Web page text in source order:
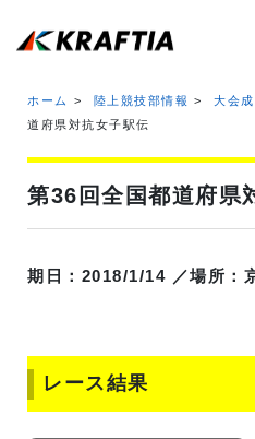
ホーム 陸上競技部情報 大会
道府県対抗女子駅伝
第36回全国都道府県
期日：2018/1/14 ／場所：
レース結果